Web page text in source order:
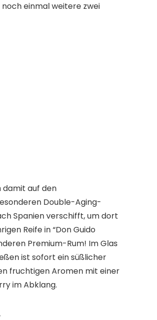
einmal weitere zwei
damit auf den
Double-Aging-
Spanien verschifft, um dort
Reife in “Don Guido
Premium-Rum! Im Glas
ist sofort ein süßlicher
fruchtigen Aromen mit einer
im Abklang.